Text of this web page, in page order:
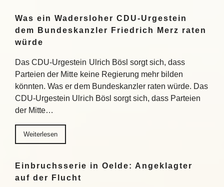
Was ein Wadersloher CDU-Urgestein
dem Bundeskanzler Friedrich Merz raten
würde
Das CDU-Urgestein Ulrich Bösl sorgt sich, dass
Parteien der Mitte keine Regierung mehr bilden
könnten. Was er dem Bundeskanzler raten würde. Das
CDU-Urgestein Ulrich Bösl sorgt sich, dass Parteien
der Mitte…
Weiterlesen
Einbruchsserie in Oelde: Angeklagter
auf der Flucht